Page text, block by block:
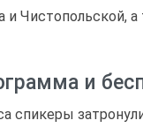
и Чистопольской,
и
спикеры